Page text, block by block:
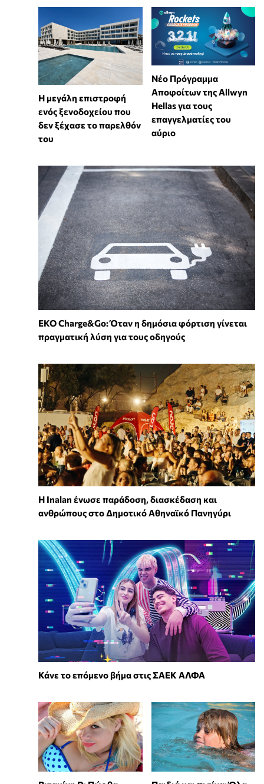
Η μεγάλη επιστροφή
ενός ξενοδοχείου που
δεν ξέχασε το παρελθόν
του
Νέο Πρόγραμμα
Αποφοίτων της Allwyn
Hellas για τους
επαγγελματίες του
αύριο
EKO Charge&Go: Όταν η δημόσια φόρτιση γίνεται
πραγματική λύση για τους οδηγούς
Η Inalan ένωσε παράδοση, διασκέδαση και
ανθρώπους στο Δημοτικό Αθηναϊκό Πανηγύρι
Κάνε το επόμενο βήμα στις ΣΑΕΚ ΑΛΦΑ